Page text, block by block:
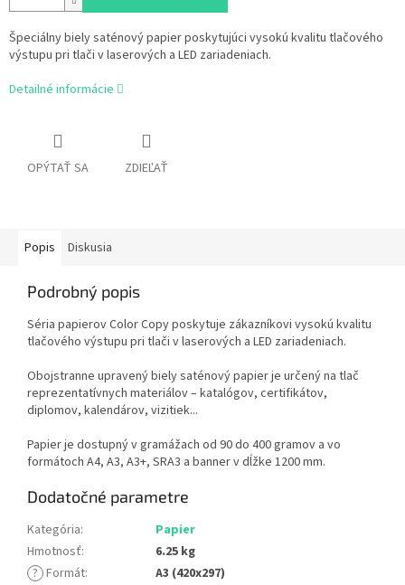
Špeciálny biely saténový papier poskytujúci vysokú kvalitu tlačového
výstupu pri tlači v laserových a LED zariadeniach.
Detailné informácie
OPÝTAŤ SA ZDIEĽAŤ
Popis Diskusia
Podrobný popis
Séria papierov Color Copy poskytuje zákazníkovi vysokú kvalitu
tlačového výstupu pri tlači v laserových a LED zariadeniach.
Obojstranne upravený biely saténový papier je určený na tlač
reprezentatívnych materiálov – katalógov, certifikátov,
diplomov, kalendárov, vizitiek...
Papier je dostupný v gramážach od 90 do 400 gramov a vo
formátoch A4, A3, A3+, SRA3 a banner v dĺžke 1200 mm.
Dodatočné parametre
Kategória:
Papier
Hmotnosť:
6.25 kg
? Formát:
A3 (420x297)